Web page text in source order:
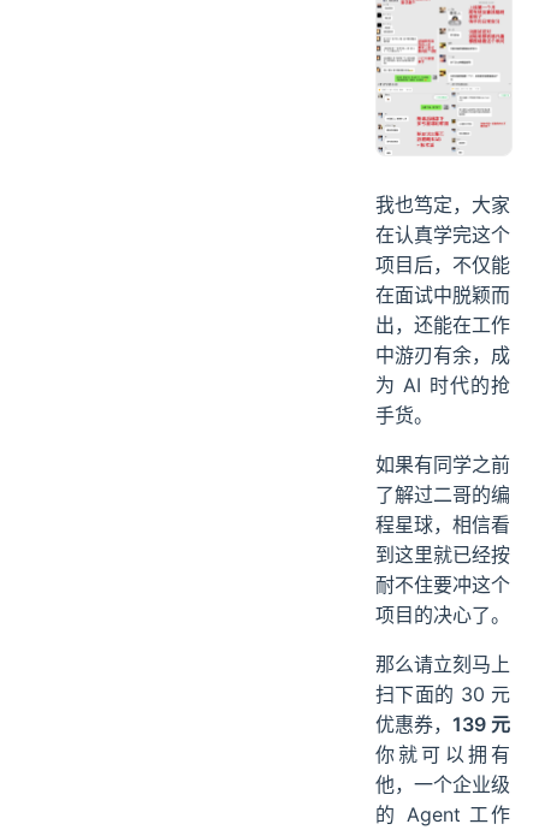
我也笃定，大家
在认真学完这个
项目后，不仅能
在面试中脱颖而
出，还能在工作
中游刃有余，成
为 AI 时代的抢
手货。
如果有同学之前
了解过二哥的编
程星球，相信看
到这里就已经按
耐不住要冲这个
项目的决心了。
那么请立刻马上
扫下面的 30 元
优惠券， 139 元
你就可以拥有
他，一个企业级
的 Agent 工作